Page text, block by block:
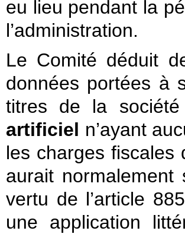
eu lieu pendant la
l’administration.
Le Comité déduit
données portées à
titres de la
artificiel n’ayant
les charges fiscales
aurait
vertu de l’article
une application